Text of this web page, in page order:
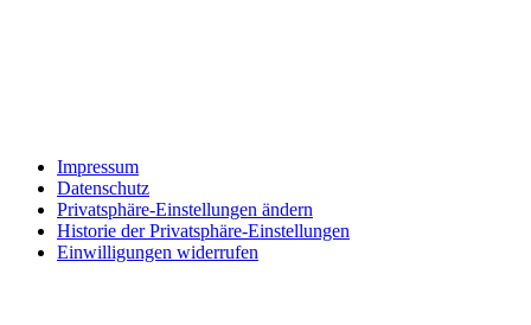
Impressum
Datenschutz
Privatsphäre-Einstellungen ändern
Historie der Privatsphäre-Einstellungen
Einwilligungen widerrufen